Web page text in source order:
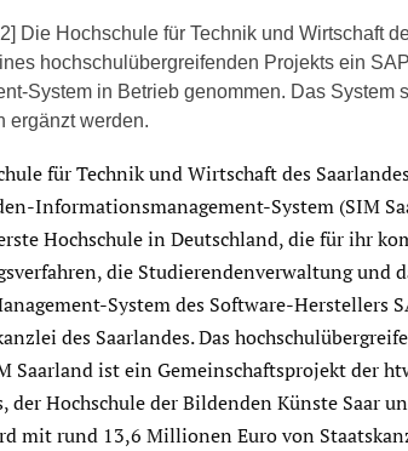
Die Hochschule für Technik und Wirtschaft
hochschulübergreifenden Projekts ein
System in Betrieb genommen. Das System
ergänzt werden.
für Technik und Wirtschaft des
Informationsmanagement-System (SIM
Hochschule in Deutschland, die für ihr
die Studierendenverwaltung und
System des Software-Herstellers
des Saarlandes. Das
Saarland ist ein Gemeinschaftsprojekt der
der Hochschule der Bildenden Künste Saar
mit rund 13,6 Millionen Euro von